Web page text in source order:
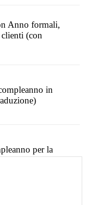
Anno formali,
(con
in
per la
simpatiche)